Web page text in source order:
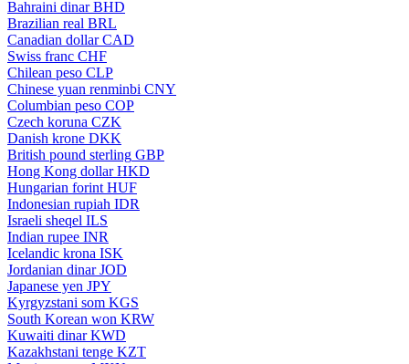
Bahraini dinar BHD
Brazilian real BRL
Canadian dollar CAD
Swiss franc CHF
Chilean peso CLP
Chinese yuan renminbi CNY
Columbian peso COP
Czech koruna CZK
Danish krone DKK
British pound sterling GBP
Hong Kong dollar HKD
Hungarian forint HUF
Indonesian rupiah IDR
Israeli sheqel ILS
Indian rupee INR
Icelandic krona ISK
Jordanian dinar JOD
Japanese yen JPY
Kyrgyzstani som KGS
South Korean won KRW
Kuwaiti dinar KWD
Kazakhstani tenge KZT